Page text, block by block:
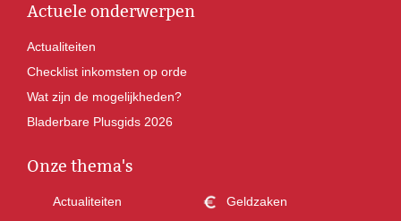
Actuele onderwerpen
Actualiteiten
Checklist inkomsten op orde
Wat zijn de mogelijkheden?
Bladerbare Plusgids 2026
Onze thema's
Actualiteiten Geldzaken